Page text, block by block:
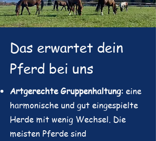
Das erwartet dein
Pferd bei uns
Artgerechte Gruppenhaltung: eine
harmonische und gut eingespielte
Herde mit wenig Wechsel. Die
meisten Pferde sind